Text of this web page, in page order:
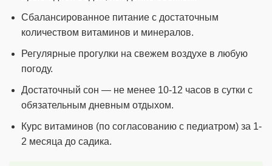
Сбалансированное питание с достаточным
количеством витаминов и минералов.
Регулярные прогулки на свежем воздухе в любую
погоду.
Достаточный сон — не менее 10-12 часов в сутки с
обязательным дневным отдыхом.
Курс витаминов (по согласованию с педиатром) за 1-
2 месяца до садика.